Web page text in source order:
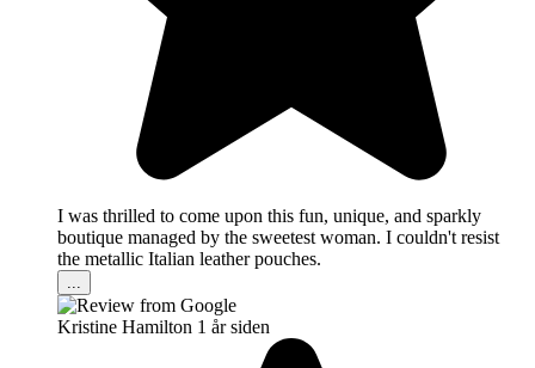
I was thrilled to come upon this fun, unique, and sparkly
boutique managed by the sweetest woman. I couldn't resist
the metallic Italian leather pouches.
Kristine Hamilton 1 år siden